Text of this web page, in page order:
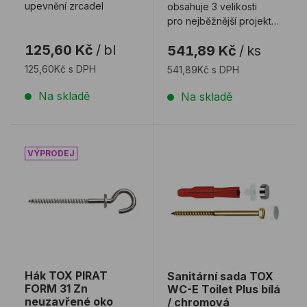
upevnění zrcadel
125,60 Kč / bl
125,60Kč s DPH
Na skladě
obsahuje 3 velikosti
pro nejběžnější projekty
TRIKA je vhod ...
541,89 Kč / ks
541,89Kč s DPH
Na skladě
Hák TOX PIRAT FORM 31 Zn neuzavřené oko
Hák TOX PIRAT
FORM 31 Zn
neuzavřené oko
Sanitární sada TOX
WC-E Toilet Plus bílá
/ chromová